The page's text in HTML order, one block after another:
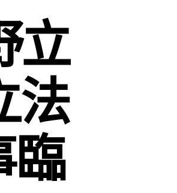
立
法
臨